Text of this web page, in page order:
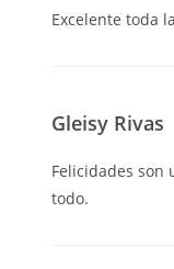
Excelente toda
Gleisy Rivas
Felicidades son
todo.